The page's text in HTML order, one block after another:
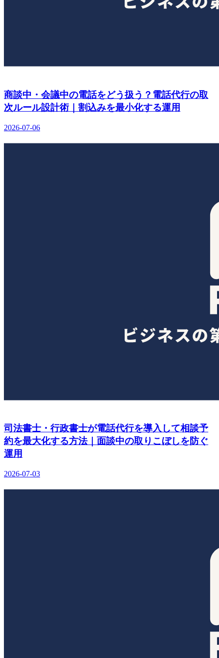
商談中・会議中の電話をどう扱う？電話代行の取
次ルール設計術｜割込みを最小化する運用
2026-07-06
司法書士・行政書士が電話代行を導入して相談予
約を最大化する方法｜面談中の取りこぼしを防ぐ
運用
2026-07-03